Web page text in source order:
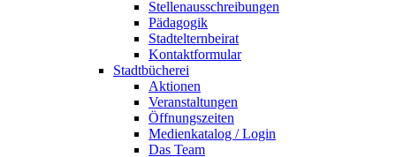
Stellenausschreibungen
Pädagogik
Stadtelternbeirat
Kontaktformular
Stadtbücherei
Aktionen
Veranstaltungen
Öffnungszeiten
Medienkatalog / Login
Das Team